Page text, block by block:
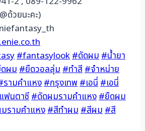
ด้วยนะคะ)
#fantasylook#ดัดผม#น้ำยา
ผม#ยืดวอลลุ่ม#ทำสี#จำหน่าย
รามคำแหง#กรุงเทพ#เอนี่#เอนี่
ฟนตาซี#ดัดผมรามคำแหง#ยืดผม
รามคำแหง#สีทำผม#สีผม#สี